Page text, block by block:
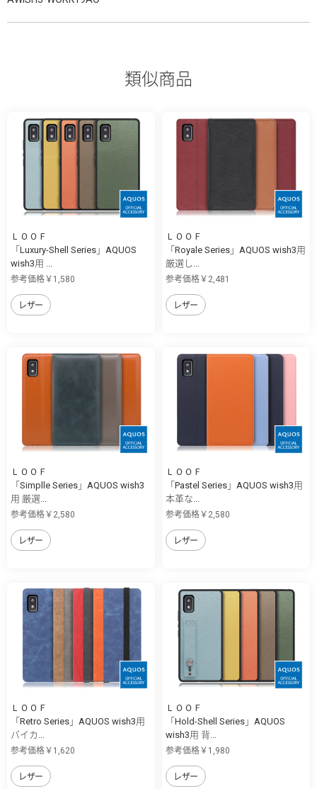
類似商品
ＬＯＯＦ
「Luxury-Shell Series」AQUOS
wish3用 ...
参考価格￥1,580
レザー
ＬＯＯＦ
「Royale Series」AQUOS wish3用
厳選し...
参考価格￥2,481
レザー
ＬＯＯＦ
「Simplle Series」AQUOS wish3
用 厳選...
参考価格￥2,580
レザー
ＬＯＯＦ
「Pastel Series」AQUOS wish3用
本革な...
参考価格￥2,580
レザー
ＬＯＯＦ
「Retro Series」AQUOS wish3用
バイカ...
参考価格￥1,620
レザー
ＬＯＯＦ
「Hold-Shell Series」AQUOS
wish3用 背...
参考価格￥1,980
レザー